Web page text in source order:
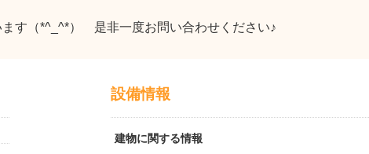
す（*^_^*） 是非一度お問い合わせください♪
設備情報
建物に関する情報